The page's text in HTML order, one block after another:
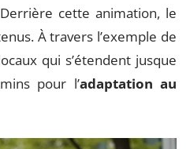
cette animation, le
À travers l’exemple de
qui s’étendent jusque
pour l’adaptation au